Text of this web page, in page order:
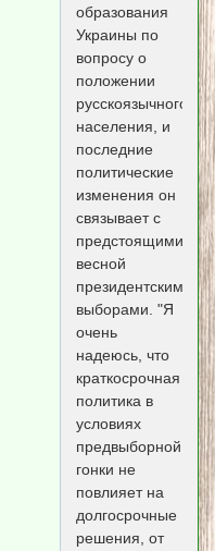
образования
Украины по
вопросу о
положении
русскоязычного
населения, и
последние
политические
изменения он
связывает с
предстоящими
весной
президентскими
выборами. "Я
очень
надеюсь, что
краткосрочная
политика в
условиях
предвыборной
гонки не
повлияет на
долгосрочные
решения, от